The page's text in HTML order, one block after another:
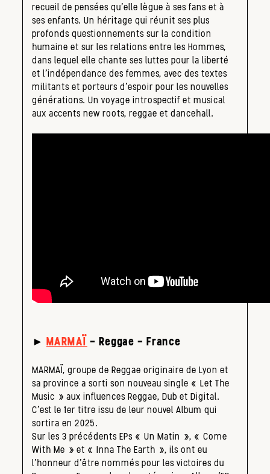
recueil de pensées qu’elle lègue à ses fans et à
ses enfants. Un héritage qui réunit ses plus
profonds questionnements sur la condition
humaine et sur les relations entre les Hommes,
dans lequel elle chante ses luttes pour la liberté
et l’indépendance des femmes, avec des textes
militants et porteurs d’espoir pour les nouvelles
générations. Un voyage introspectif et musical
aux accents new roots, reggae et dancehall.
► MARMAÏ – Reggae – France
MARMAÏ, groupe de Reggae originaire de Lyon et
sa province a sorti son nouveau single « Let The
Music » aux influences Reggae, Dub et Digital.
C’est le 1er titre issu de leur nouvel Album qui
sortira en 2025.
Sur les 3 précédents EPs « Un Matin », « Come
With Me » et « Inna The Earth », ils ont eu
l’honneur d’être nommés pour les victoires du